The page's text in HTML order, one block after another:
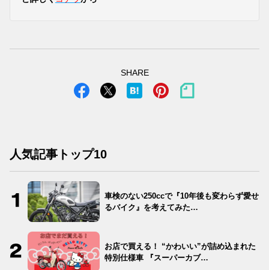
SHARE
人気記事トップ10
車検のない250ccで『10年後も変わらず愛せ
るバイク』を考えてみた…
お店で買える！ “かわいい”が詰め込まれた
特別仕様車 『スーパーカブ…